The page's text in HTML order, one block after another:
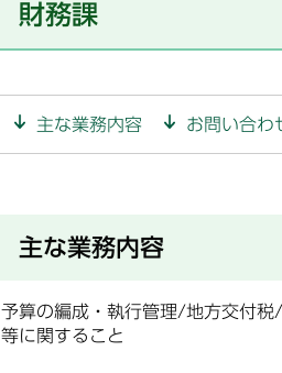
財務課
主な業務内容 お問い合わ
主な業務内容
予算の編成・執行管理/地方交付
等に関すること